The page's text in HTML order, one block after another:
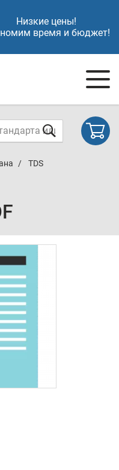
Низкие цены!
время и бюджет!
TDS